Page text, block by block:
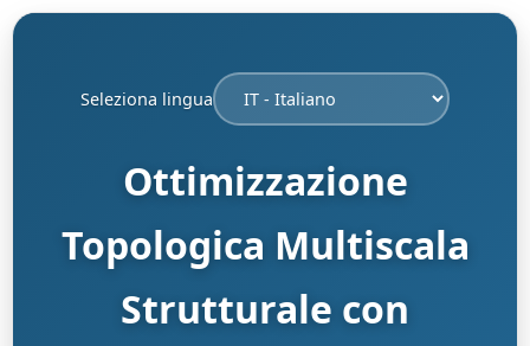
Seleziona lingua
Ottimizzazione
Topologica Multiscala
Strutturale con